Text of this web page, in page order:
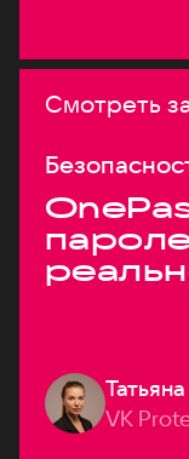
Смотреть
VK